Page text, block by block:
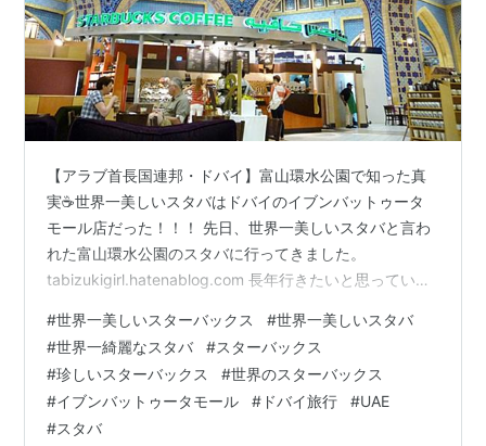
【アラブ首長国連邦・ドバイ】富山環水公園で知った真
実☕世界一美しいスタバはドバイのイブンバットゥータ
モール店だった！！！ 先日、世界一美しいスタバと言わ
れた富山環水公園のスタバに行ってきました。
tabizukigirl.hatenablog.com 長年行きたいと思っていた
ーヒーを飲んだ後、富岩水上ラインという環水公園から
のクルーズ船に乗ったのですが、その中のスタッフさん
の説明の中で、ここのスタバが世界一美しいスタバでは
なくなり、現在は４番目になったことが発覚！！！じゃ
あどこが世界一なの？ということで教えていただいたの
#世界一美しいスターバックス #世界一美しいスタバ
#世界一綺麗なスタバ #スターバックス
#珍しいスターバックス #世界のスターバックス
#イブンバットゥータモール # ドバイ旅行 #UAE
#スタバ